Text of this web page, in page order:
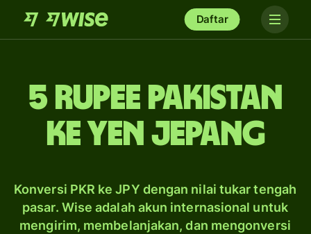
Daftar
5 rupee Pakistan
ke yen Jepang
Konversi PKR ke JPY dengan nilai tukar tengah
pasar. Wise adalah akun internasional untuk
mengirim, membelanjakan, dan mengonversi